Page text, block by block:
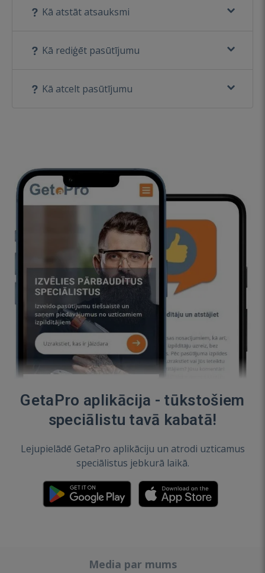
Kā atstāt atsauksmi
Kā rediģēt pasūtījumu
Kā atcelt pasūtījumu
GetaPro aplikācija - tūkstošiem
speciālistu tavā kabatā!
Lejupielādē GetaPro aplikāciju un atrodi uzticamus
speciālistus jebkurā laikā.
Media par mums